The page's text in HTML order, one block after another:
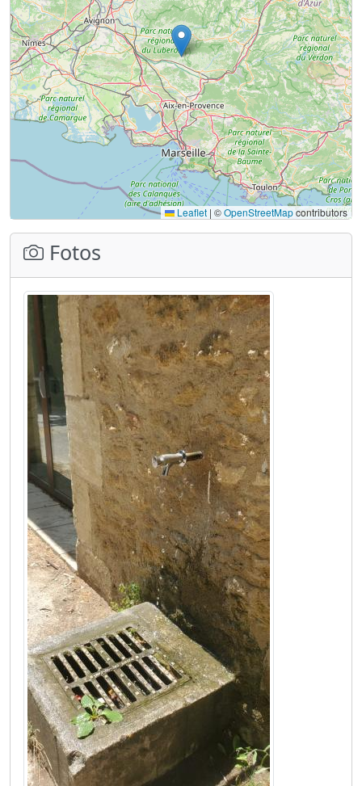
Leaflet | ©OpenStreetMapcontributors
Fotos